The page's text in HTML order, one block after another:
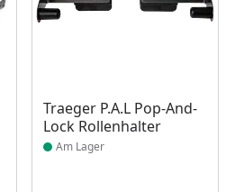
Traeger P.A.L Pop-And-
Lock Rollenhalter
Produkt am Lager
Am Lager